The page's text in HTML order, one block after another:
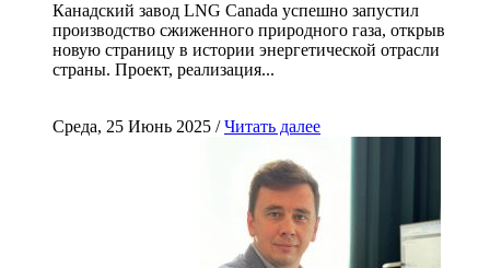
Канадский завод LNG Canada успешно запустил
производство сжиженного природного газа, открыв
новую страницу в истории энергетической отрасли
страны. Проект, реализация...
Среда, 25 Июнь 2025 /Читать далее